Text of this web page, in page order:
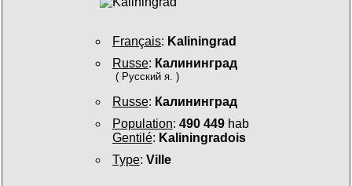
Français: Kaliningrad
Russe: Калининград
( Русский я. )
Russe: Калининград
Population: 490 449hab
Gentilé: Kaliningradois
Type: Ville